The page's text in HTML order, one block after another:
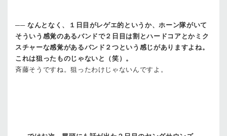
── なんとなく、１日目がレゲエ的というか、ホーン隊がいて
そういう感覚のあるバンドで２日目は割とハードコアとかミク
スチャーな感覚があるバンド２つという感じがありますよね。
これは狙ったものじゃないと（笑）。
斉藤そうですね。狙ったわけじゃないんですよ。